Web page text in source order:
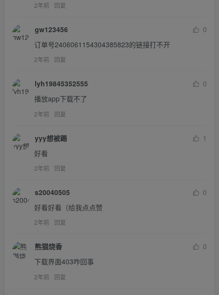
2年前 回复
gw123456
0
订单号2406061154304385823的链接打不开
2年前 回复
lyh19845352555
0
播放app下载不了
2年前 回复
yyy想被踢
1
好看
2年前 回复
s20040505
0
好看好看（给我点点赞
2年前 回复
熊猫烧香
0
下载界面403咋回事
2年前 回复